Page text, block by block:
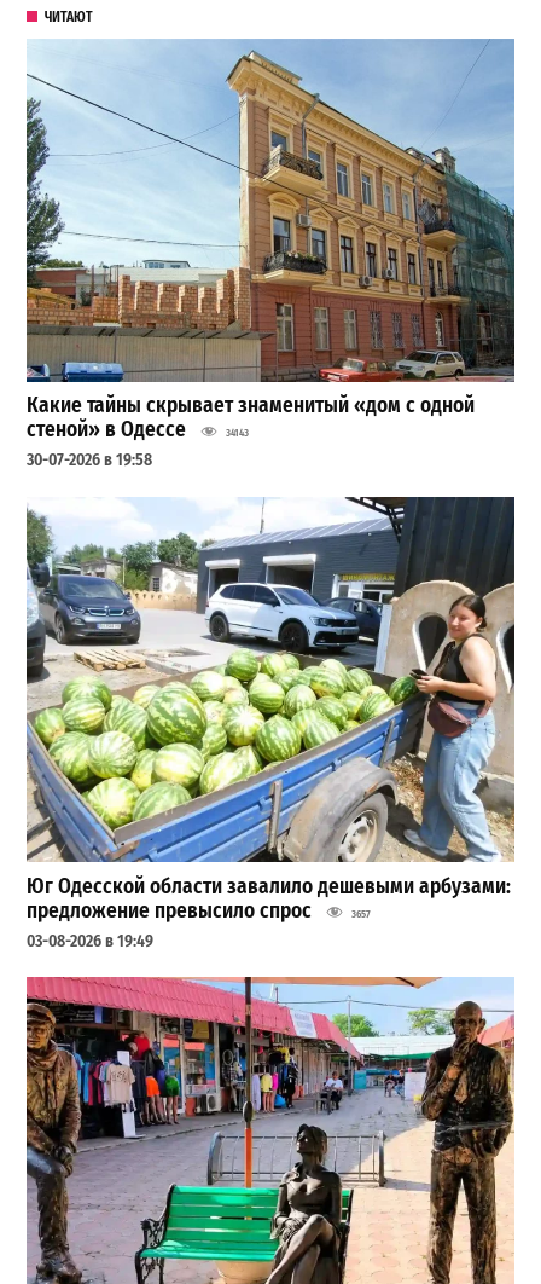
ЧИТАЮТ
Какие тайны скрывает знаменитый «дом с одной
стеной» в Одессе
34143
30-07-2026 в 19:58
Юг Одесской области завалило дешевыми арбузами:
предложение превысило спрос
3657
03-08-2026 в 19:49